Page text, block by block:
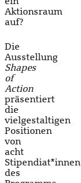
Aktionsraum
auf?
Die
Ausstellung
Shapes
of
Action
präsentiert
die
vielgestaltigen
Positionen
von
acht
Stipendiat*innen
des